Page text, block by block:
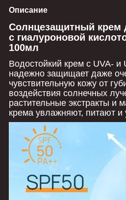
Описание
Солнцезащитный крем
с гиалуроновой
100мл
Водостойкий крем с UVA-
надежно защищает даже
чувствительную кожу от
воздействия солнечных
растительные экстракты и
крема увлажняют, питают и